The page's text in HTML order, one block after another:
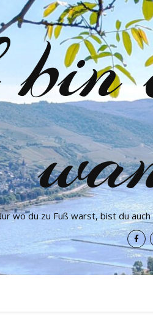
wo du zu Fuß warst, bist du